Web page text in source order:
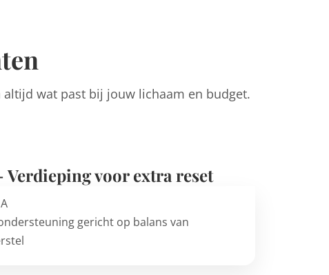
wat past bij jouw lichaam en budget.
Verdieping voor extra reset
gericht op balans van